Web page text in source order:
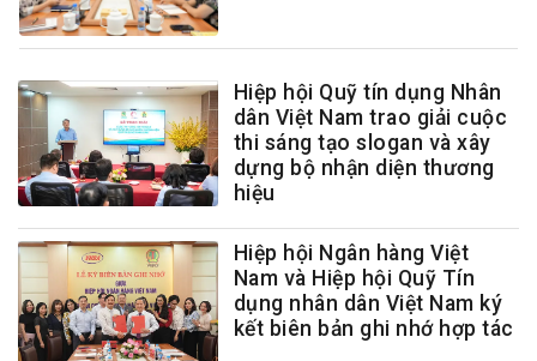
Hiệp hội Quỹ tín dụng Nhân
dân Việt Nam trao giải cuộc
thi sáng tạo slogan và xây
dựng bộ nhận diện thương
hiệu
Hiệp hội Ngân hàng Việt
Nam và Hiệp hội Quỹ Tín
dụng nhân dân Việt Nam ký
kết biên bản ghi nhớ hợp tác